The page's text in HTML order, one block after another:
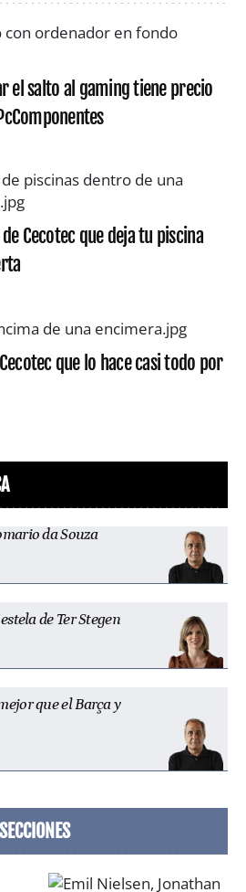
el salto al gaming tiene precio
Cecotec que deja tu piscina
que lo hace casi todo por
da Souza
de Ter Stegen
que el Barça y